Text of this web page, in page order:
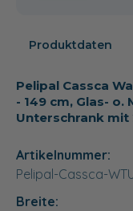
Produktdaten
Pelipal Cassca
- 149 cm, Glas-
Unterschrank mit
Artikelnummer:
Pelipal-Cassca-
Breite: